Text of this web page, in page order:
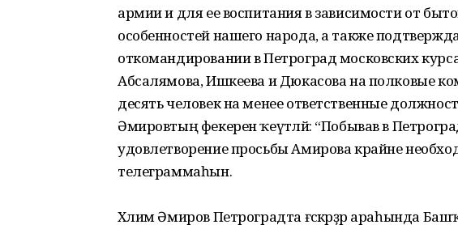
армии и для ее воспитания в зависимости от
особенностей нашего народа, а также
откомандировании в Петроград московских
Абсалямова, Ишкеева и Дюкасова на полковые
десять человек на менее ответственные
Әмировтың фекерен ҡеүәтләй: “Побывав в
удовлетворение просьбы Амирова крайне
телеграммаһын.
Хәлим Әмиров Петроградта ғәс­кәрҙәр араһында